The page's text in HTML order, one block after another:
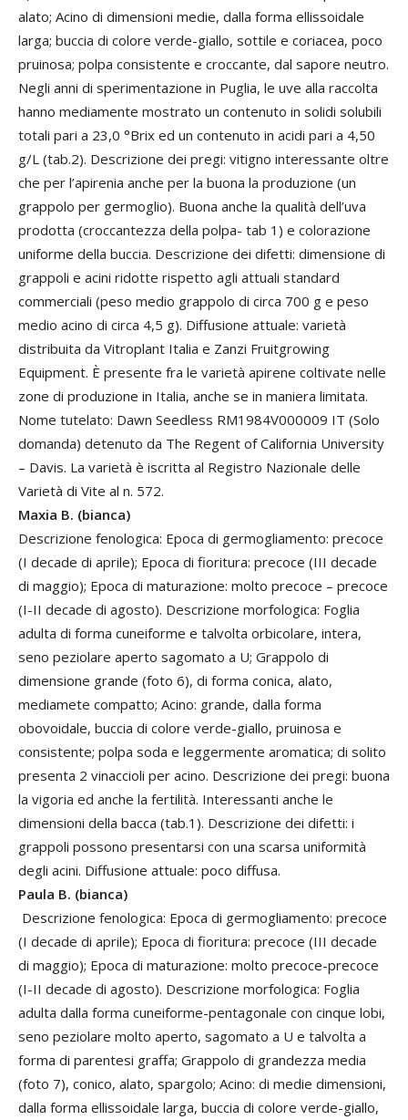
alato; Acino di dimensioni medie, dalla forma ellissoidale
larga; buccia di colore verde-giallo, sottile e coriacea, poco
pruinosa; polpa consistente e croccante, dal sapore neutro.
Negli anni di sperimentazione in Puglia, le uve alla raccolta
hanno mediamente mostrato un contenuto in solidi solubili
totali pari a 23,0 °Brix ed un contenuto in acidi pari a 4,50
g/L (tab.2). Descrizione dei pregi: vitigno interessante oltre
che per l’apirenia anche per la buona la produzione (un
grappolo per germoglio). Buona anche la qualità dell’uva
prodotta (croccantezza della polpa- tab 1) e colorazione
uniforme della buccia. Descrizione dei difetti: dimensione di
grappoli e acini ridotte rispetto agli attuali standard
commerciali (peso medio grappolo di circa 700 g e peso
medio acino di circa 4,5 g). Diffusione attuale: varietà
distribuita da Vitroplant Italia e Zanzi Fruitgrowing
Equipment. È presente fra le varietà apirene coltivate nelle
zone di produzione in Italia, anche se in maniera limitata.
Nome tutelato: Dawn Seedless RM1984V000009 IT (Solo
domanda) detenuto da The Regent of California University
– Davis. La varietà è iscritta al Registro Nazionale delle
Varietà di Vite al n. 572.
Maxia B. (bianca)
Descrizione fenologica: Epoca di germogliamento: precoce
(I decade di aprile); Epoca di fioritura: precoce (III decade
di maggio); Epoca di maturazione: molto precoce – precoce
(I-II decade di agosto). Descrizione morfologica: Foglia
adulta di forma cuneiforme e talvolta orbicolare, intera,
seno peziolare aperto sagomato a U; Grappolo di
dimensione grande (foto 6), di forma conica, alato,
mediamete compatto; Acino: grande, dalla forma
obovoidale, buccia di colore verde-giallo, pruinosa e
consistente; polpa soda e leggermente aromatica; di solito
presenta 2 vinaccioli per acino. Descrizione dei pregi: buona
la vigoria ed anche la fertilità. Interessanti anche le
dimensioni della bacca (tab.1). Descrizione dei difetti: i
grappoli possono presentarsi con una scarsa uniformità
degli acini. Diffusione attuale: poco diffusa.
Paula B. (bianca)
Descrizione fenologica: Epoca di germogliamento: precoce
(I decade di aprile); Epoca di fioritura: precoce (III decade
di maggio); Epoca di maturazione: molto precoce-precoce
(I-II decade di agosto). Descrizione morfologica: Foglia
adulta dalla forma cuneiforme-pentagonale con cinque lobi,
seno peziolare molto aperto, sagomato a U e talvolta a
forma di parentesi graffa; Grappolo di grandezza media
(foto 7), conico, alato, spargolo; Acino: di medie dimensioni,
dalla forma ellissoidale larga, buccia di colore verde-giallo,